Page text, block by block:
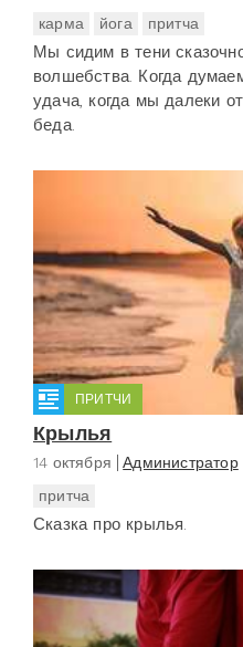
карма
йога притча
Мы сидим в тени
волшебства. Когда
удача, когда мы далеки
беда.
ПРИТЧИ
Крылья
14 октября Администратор
притча
Сказка про крылья.